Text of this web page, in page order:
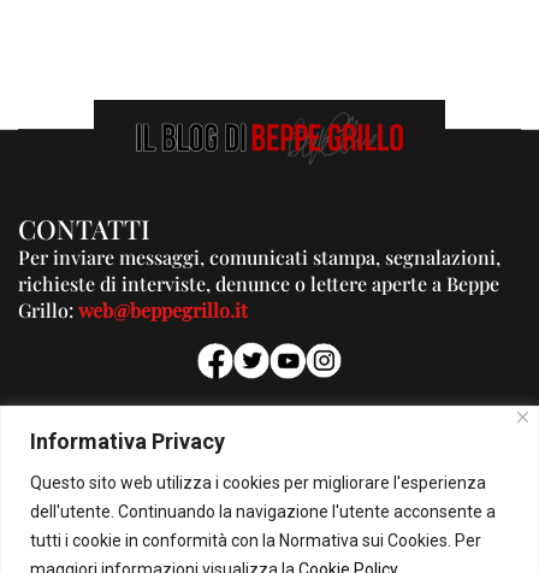
Informativa Privacy
Questo sito web utilizza i cookies per migliorare l'esperienza
dell'utente. Continuando la navigazione l'utente acconsente a
tutti i cookie in conformità con la Normativa sui Cookies. Per
maggiori informazioni visualizza la Cookie Policy
CONTATTI
Per inviare messaggi, comunicati stampa, segnalazioni,
richieste di interviste, denunce o lettere aperte a Beppe
Grillo:web@beppegrillo.it
PUBBLICITA'
Per la tua pubblicità su questo Blog:
pubblicita@beppegrillo.it